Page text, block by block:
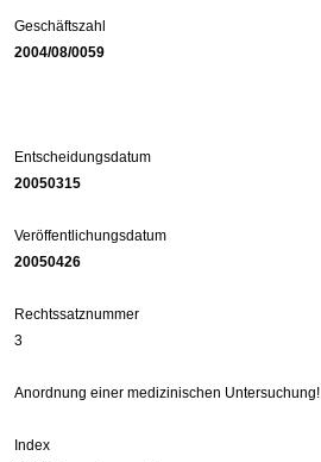
Geschäftszahl
2004/08/0059
Entscheidungsdatum
20050315
Veröffentlichungsdatum
20050426
Rechtssatznummer
3
Anordnung einer medizinischen Untersuchung!
Index